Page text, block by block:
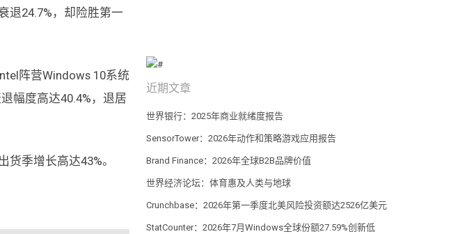
退24.7%，却险胜第一
阵营Windows 10系统
幅度高达40.4%，退居
季增长高达43%。
近期文章
世界银行：2025年商业就绪度报告
SensorTower：2026年动作和策略游戏应用报告
Brand Finance：2026年全球B2B品牌价值
世界经济论坛：体育惠及人类与地球
Crunchbase：2026年第一季度北美风险投资额达2526亿美元
StatCounter：2026年7月Windows全球份额27.59%创新低